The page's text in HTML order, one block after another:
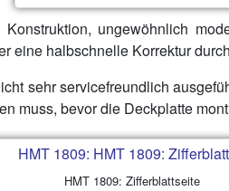
ungewöhnlich
eine halbschnelle Korrektur
sehr servicefreundlich
muss, bevor die Deckplatte
HMT 1809: Zifferblattseite